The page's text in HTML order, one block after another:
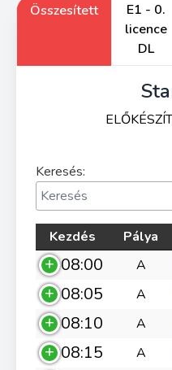
Összesített
E1 - 0.
licence
DL
Keresés:
Kezdés Pálya
08:00 A
08:05
A
08:10
A
08:15
A